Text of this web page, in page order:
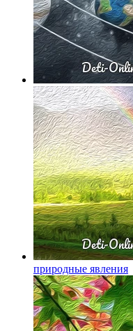
природные явления